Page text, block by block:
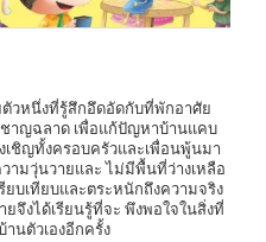
ตัวหนึ่งที่รู้สึกอึดอัดกับที่พักอาศัย
าญฉลาด เพื่อแก้ปัญหาบ้านแคบ
เชิญทั้งครอบครัวและเพื่อนพู้นมา
ามวุ่นวายและ ไม่มีพื้นที่ว่างเหลือ
ยบเทียบและตระหนักถึงความจริง
จึงได้เรียนรู้ที่จะ พึงพอใจในสิ่งที่
นตัวเองอีกครั้ง